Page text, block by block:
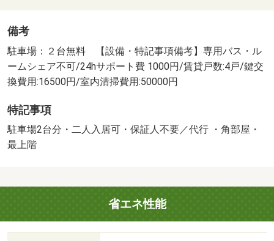
備考
駐車場：２台無料 【設備・特記事項備考】専用バス・ル
ームシェア不可/24hサポート費 1000円/賃貸戸数:4戸/鍵交
換費用:16500円/室内清掃費用:50000円
特記事項
駐車場2台分・二人入居可・保証人不要／代行 ・角部屋・
最上階
省エネ性能